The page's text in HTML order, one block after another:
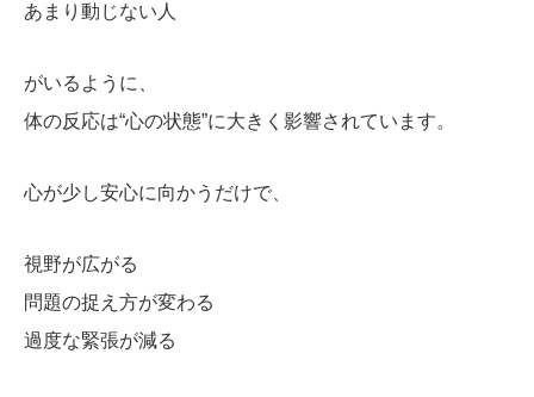
あまり動じない人
がいるように、
体の反応は“心の状態”に大きく影響されています。
心が少し安心に向かうだけで、
視野が広がる
問題の捉え方が変わる
過度な緊張が減る